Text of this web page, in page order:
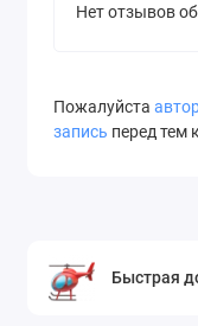
Нет отзывов
Пожалуйста
запись перед тем
Быстрая